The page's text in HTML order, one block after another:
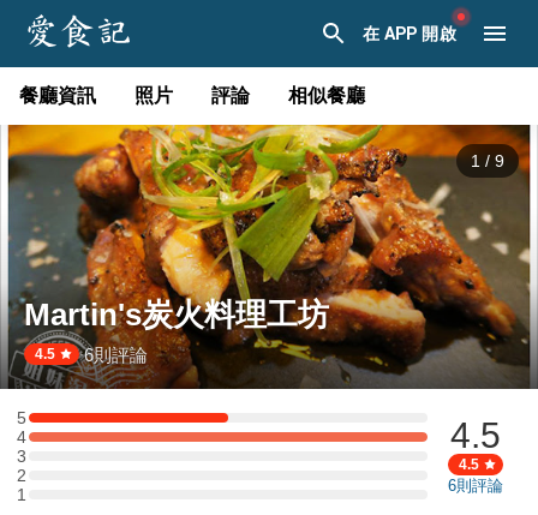
在 APP 開啟
餐廳資訊 照片 評論 相似餐廳
1 / 9
Martin's炭火料理工坊
4.5 ·6則評論
5
5 星：1 則評論
4
4 星：2 則評論
3
3 星：0 則評論
2
2 星：0 則評論
11 星：0 則評論
4.5
4.5
6則評論